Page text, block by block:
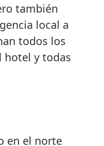
también
local a
todos los
hotel y todas
en el norte